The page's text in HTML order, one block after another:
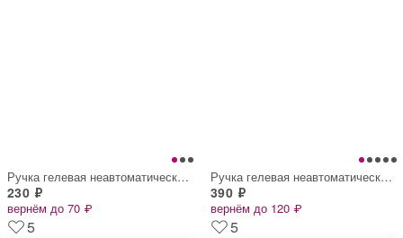
Ручка гелевая неавтоматическая Pilot BL-
230 ₽
вернём до 70 ₽
5
Ручка гелевая неавтоматическая Pilot BLN
390 ₽
вернём до 120 ₽
5